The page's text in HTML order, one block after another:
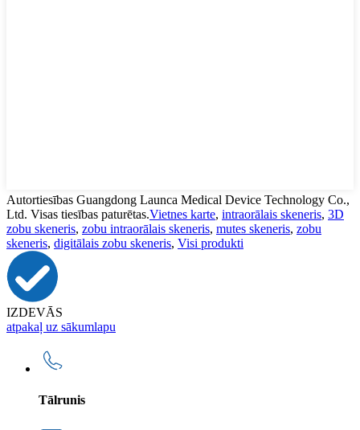
Autortiesības Guangdong Launca Medical Device Technology Co.,
Ltd. Visas tiesības paturētas.Vietnes karte, intraorālais skeneris, 3D
zobu skeneris, zobu intraorālais skeneris, mutes skeneris, zobu
skeneris, digitālais zobu skeneris, Visi produkti
IZDEVĀS
atpakaļ uz sākumlapu
Tālrunis